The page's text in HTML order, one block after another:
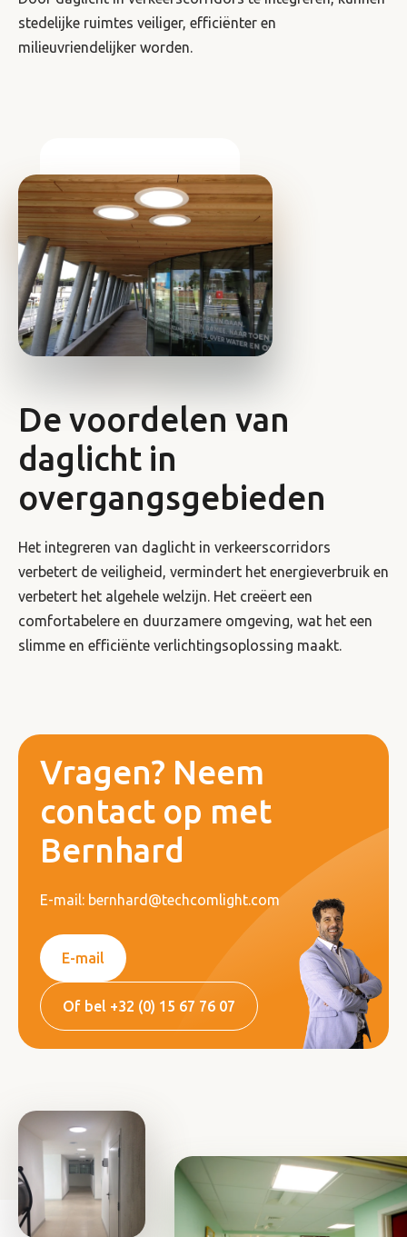
stedelijke ruimtes veiliger, efficiënter en
milieuvriendelijker worden.
De voordelen van
daglicht in
overgangsgebieden
Het integreren van daglicht in verkeerscorridors
verbetert de veiligheid, vermindert het energieverbruik en
verbetert het algehele welzijn. Het creëert een
comfortabelere en duurzamere omgeving, wat het een
slimme en efficiënte verlichtingsoplossing maakt.
Vragen? Neem
contact op met
Bernhard
E-mail: bernhard@techcomlight.com
E-mail
Of bel +32 (0) 15 67 76 07